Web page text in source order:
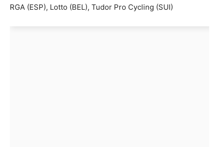
RGA (ESP), Lotto (BEL), Tudor Pro Cycling (SUI)